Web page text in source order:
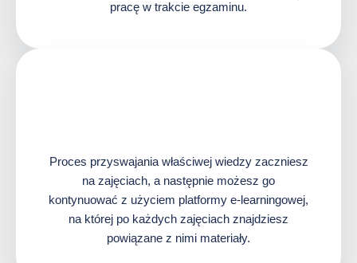
pracę w trakcie egzaminu.
Proces przyswajania właściwej wiedzy zaczniesz
na zajęciach, a następnie możesz go
kontynuować z użyciem platformy e-learningowej,
na której po każdych zajęciach znajdziesz
powiązane z nimi materiały.